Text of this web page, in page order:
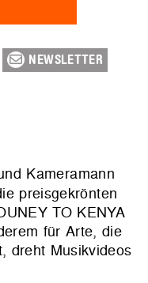
NEWSLETTER
Kameramann
preisgekrönten
TO KENYA
für Arte, die
dreht Musikvideos